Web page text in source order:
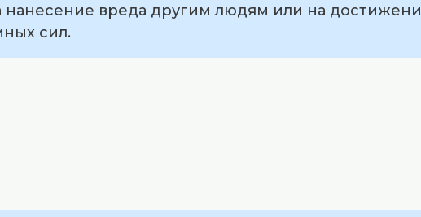
вреда другим людям или на
сил.